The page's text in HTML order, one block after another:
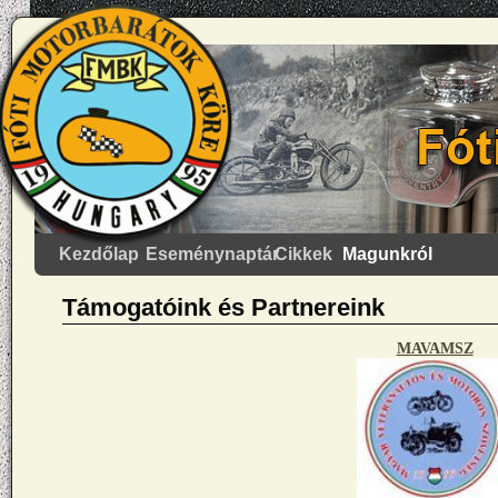
Kezdőlap EseménynaptárCikkek Magunkról
Támogatóink és Partnereink
MAVAMSZ